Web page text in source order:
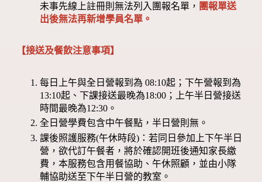
未事先線上註冊則無法列入團報名單， 團報單送
出後無法再新增學員名單。
【接送及餐飲注意事項】
每日上午與全日營報到為 08:10起；下午營報到為
13:10起、下課接送最晚為18:00；上午半日營接送
時間最晚為12:30。
全日營學費包含中午餐點，半日營則無。
課後照護服務(午休時段)：若同日參加上下午半日
營，欲代訂午餐者，將於確認開班後通知家長繳
費，本服務包含用餐協助、午休照顧，並由小隊
輔協助送至下午半日營的教室。